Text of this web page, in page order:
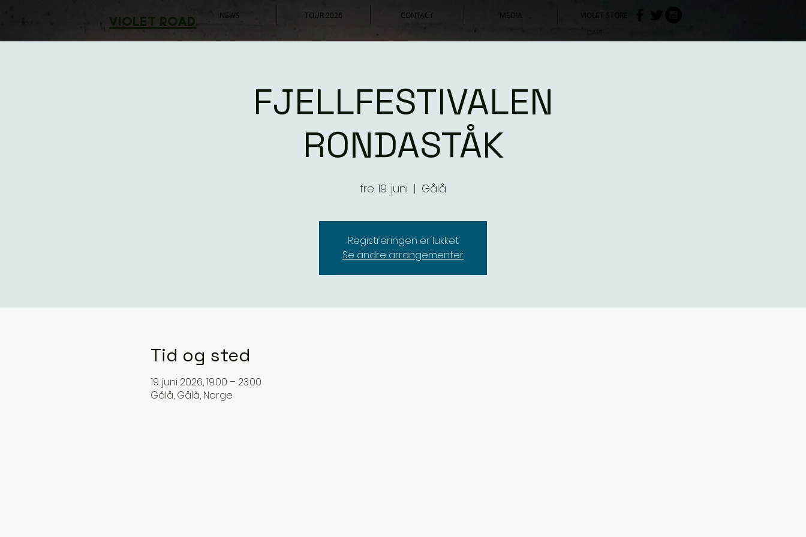
NEWS TOUR 2026 CONTACT MEDIA VIOLET STORE
violet road
FJELLFESTIVALEN
RONDASTÅK
fre. 19. juni
  |
Gålå
Registreringen er lukket
Se andre arrangementer
Tid og sted
19. juni 2026, 19:00 – 23:00
Gålå, Gålå, Norge